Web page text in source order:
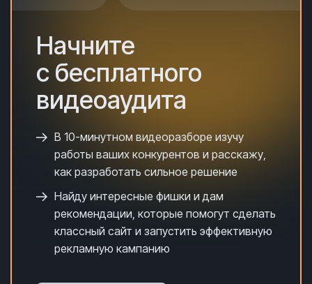
Начните
с бесплатного
видеоаудита
В 10-минутном видеоразборе изучу
работы ваших конкурентов и расскажу,
как разработать сильное решение
Найду интересные фишки и дам
рекомендации, которые помогут сделать
классный сайт и запустить эффективную
рекламную кампанию